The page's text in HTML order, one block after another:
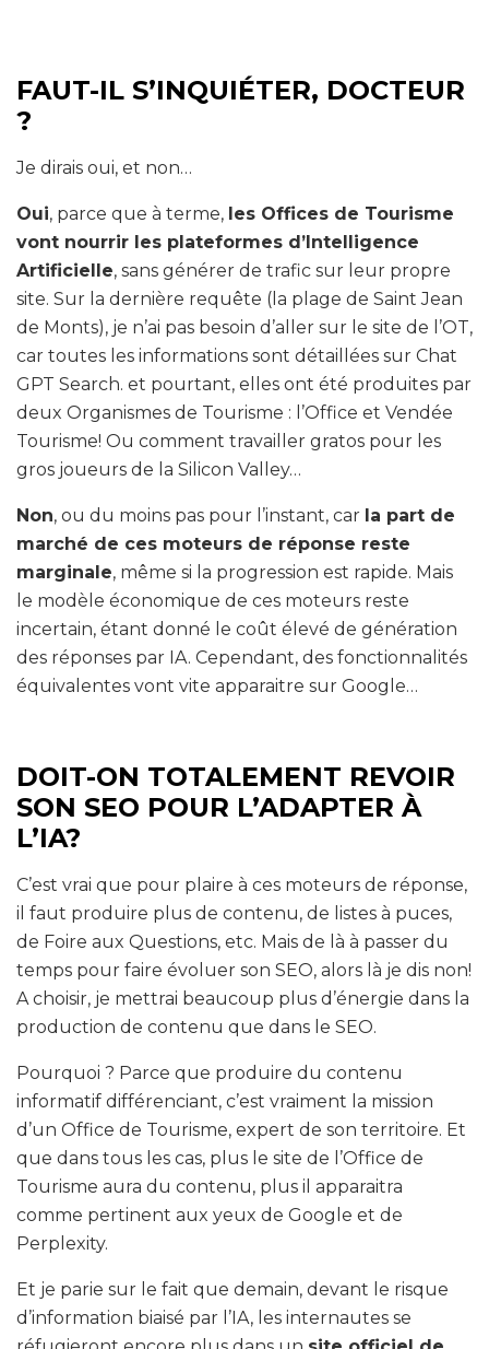
FAUT-IL S’INQUIÉTER, DOCTEUR
?
Je dirais oui, et non…
Oui, parce que à terme, les Offices de Tourisme
vont nourrir les plateformes d’Intelligence
Artificielle, sans générer de trafic sur leur propre
site. Sur la dernière requête (la plage de Saint Jean
de Monts), je n’ai pas besoin d’aller sur le site de l’OT,
car toutes les informations sont détaillées sur Chat
GPT Search. et pourtant, elles ont été produites par
deux Organismes de Tourisme : l’Office et Vendée
Tourisme! Ou comment travailler gratos pour les
gros joueurs de la Silicon Valley…
Non, ou du moins pas pour l’instant, car la part de
marché de ces moteurs de réponse reste
marginale, même si la progression est rapide. Mais
le modèle économique de ces moteurs reste
incertain, étant donné le coût élevé de génération
des réponses par IA. Cependant, des fonctionnalités
équivalentes vont vite apparaitre sur Google…
DOIT-ON TOTALEMENT REVOIR
SON SEO POUR L’ADAPTER À
L’IA?
C’est vrai que pour plaire à ces moteurs de réponse,
il faut produire plus de contenu, de listes à puces,
de Foire aux Questions, etc. Mais de là à passer du
temps pour faire évoluer son SEO, alors là je dis non!
A choisir, je mettrai beaucoup plus d’énergie dans la
production de contenu que dans le SEO.
Pourquoi ? Parce que produire du contenu
informatif différenciant, c’est vraiment la mission
d’un Office de Tourisme, expert de son territoire. Et
que dans tous les cas, plus le site de l’Office de
Tourisme aura du contenu, plus il apparaitra
comme pertinent aux yeux de Google et de
Perplexity.
Et je parie sur le fait que demain, devant le risque
d’information biaisé par l’IA, les internautes se